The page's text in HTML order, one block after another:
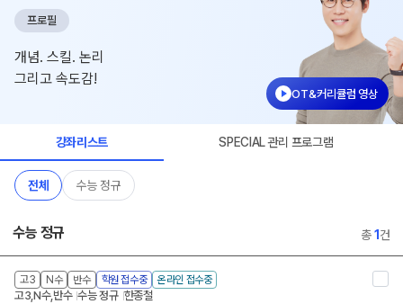
프로필
개념. 스킬. 논리
그리고 속도감!
OT&커리큘럼 영상
강좌리스트 SPECIAL 관리 프로그램
전체 수능 정규
수능 정규 총1 건
고3 N수 반수 학원 접수중 온라인 접수중
고3,N수,반수 수능 정규 한종철